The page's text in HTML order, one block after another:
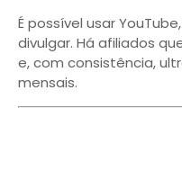
É possível usar
divulgar. Há afiliados
e, com consistência,
mensais.